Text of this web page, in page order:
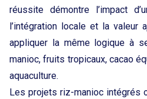
réussite démontre l’impact
l’intégration locale et la valeur
appliquer la même logique à
manioc, fruits tropicaux, cacao
aquaculture.
Les projets riz-manioc intégrés